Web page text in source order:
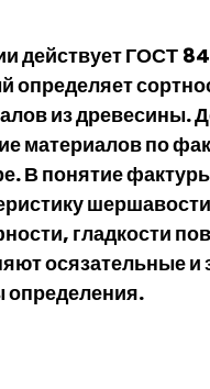
действуетГОСТ
определяет
из древесины.
материалов по
В понятие
гладкости
осязательные и
определения.